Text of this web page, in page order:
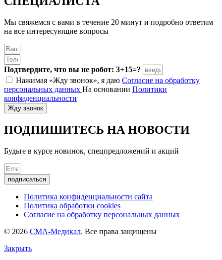
Мы свяжемся с вами в течение 20 минут и подробно ответим
на все интересующие вопросы
Подтвердите, что вы не робот: 3+15=?
Нажимая «Жду звонок», я даю Согласие на обработку
персональных данных На основании Политики
конфиденциальности
Жду звонок
ПОДПИШИТЕСЬ НА НОВОСТИ
Будьте в курсе новинок, спецпредложений и акций
подписаться
Политика конфиденциальности сайта
Политика обработки cookies
Согласие на обработку персональных данных
© 2026 СМА-Медикал. Все права защищены
Закрыть